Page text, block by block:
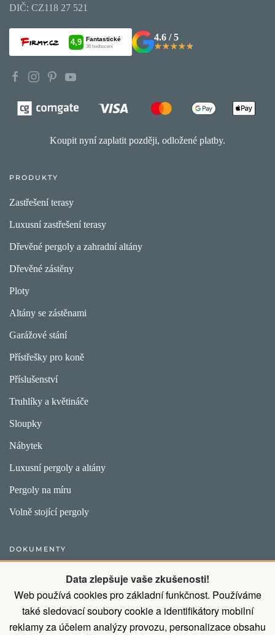
Data zlepšuje vaše zkušenosti!
Web používá cookies pro základní funkčnost. Používáme
také sledovací soubory cookie a identifikátory mobilní
reklamy za účelem analýzy provozu, personalizace obsahu
DIČ: CZ118 27 521
4.6 / 5
★★★★★
★★★★★
Koupit nyní zaplatit později, odložené platby.
PRODUKTY
Zastřešení terasy
Luxusní zastřešení terasy
Dřevěné pergoly a zahradní altány
Dřevěné zástěny
Ploty
Altány se zástěnami
Garážové stání
Přístřešky pro koně
Příslušenství
Truhlíky a květináče
Sloupky
Nábytek
Luxusní pergoly a altány
Pergoly na míru
Volně stojící pergoly
DOKUMENTY
Obecný postup pro vytvoření objednávky
Přirozené vlastnosti dřeva
Všeobecné obchodní podmínky a podmínky ochrany osobních